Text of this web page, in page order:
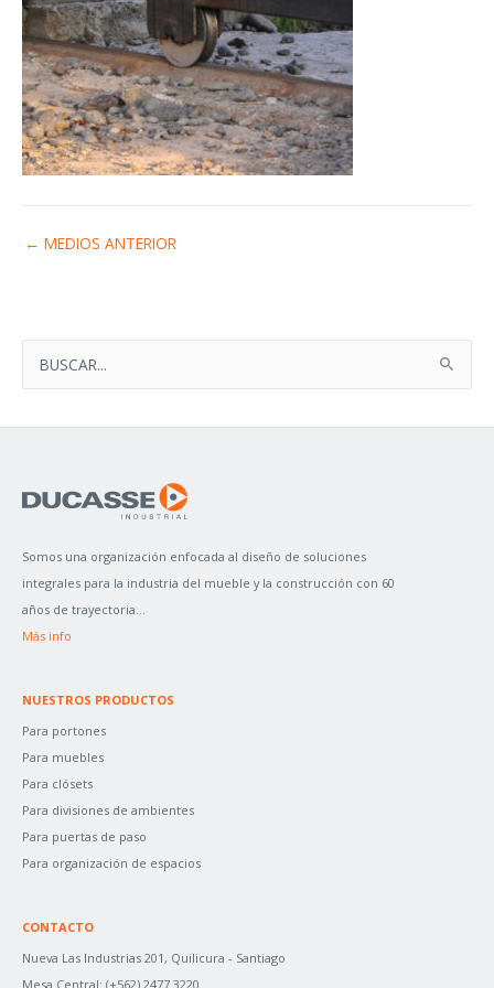
S
O
R
:
← MEDIOS ANTERIOR
Somos una organización enfocada al diseño de soluciones
integrales para la industria del mueble y la construcción con 60
años de trayectoria...
Más info
NUESTROS PRODUCTOS
Para portones
Para muebles
Para clósets
Para divisiones de ambientes
Para puertas de paso
Para organización de espacios
CONTACTO
Nueva Las Industrias 201, Quilicura - Santiago
Mesa Central: (+562) 2477 3220